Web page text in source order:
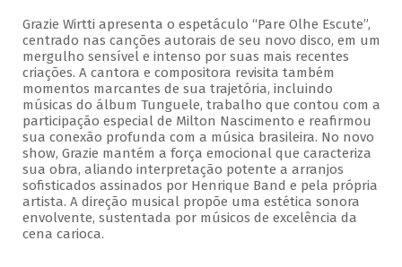
Grazie Wirtti apresenta o espetáculo “Pare Olhe Escute”,
centrado nas canções autorais de seu novo disco, em um
mergulho sensível e intenso por suas mais recentes
criações. A cantora e compositora revisita também
momentos marcantes de sua trajetória, incluindo
músicas do álbum Tunguele, trabalho que contou com a
participação especial de Milton Nascimento e reafirmou
sua conexão profunda com a música brasileira. No novo
show, Grazie mantém a força emocional que caracteriza
sua obra, aliando interpretação potente a arranjos
sofisticados assinados por Henrique Band e pela própria
artista. A direção musical propõe uma estética sonora
envolvente, sustentada por músicos de excelência da
cena carioca.